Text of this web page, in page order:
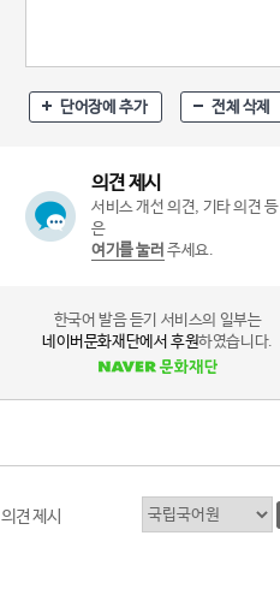
단어장에 추가 전체 삭제
의견 제시
서비스 개선 의견, 기타 의견 등
은
여기를 눌러 주세요.
한국어 발음 듣기 서비스의 일부는
네이버문화재단에서 후원하였습니다.
의견 제시